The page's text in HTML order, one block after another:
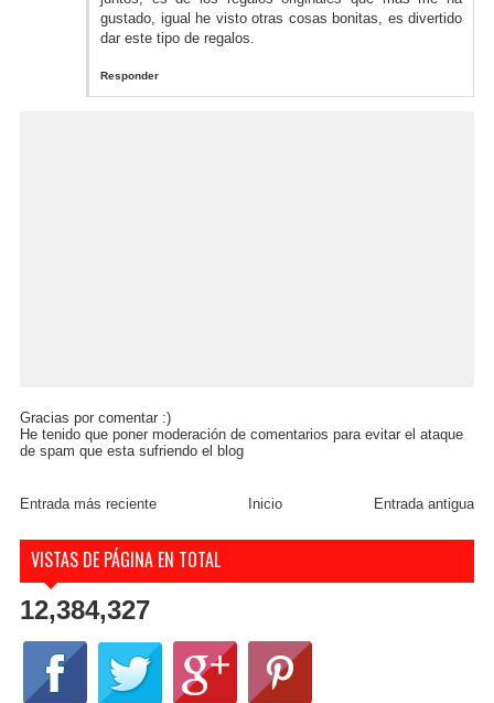
gustado, igual he visto otras cosas bonitas, es divertido
dar este tipo de regalos.
Responder
Gracias por comentar :)
He tenido que poner moderación de comentarios para evitar el ataque
de spam que esta sufriendo el blog
Entrada más reciente Entrada antigua
Inicio
VISTAS DE PÁGINA EN TOTAL
12,384,327